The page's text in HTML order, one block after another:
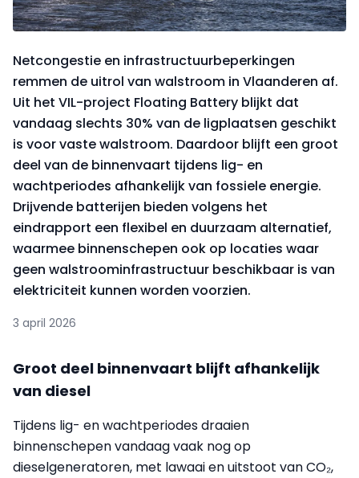
Netcongestie en infrastructuurbeperkingen
remmen de uitrol van walstroom in Vlaanderen af.
Uit het VIL-project Floating Battery blijkt dat
vandaag slechts 30% van de ligplaatsen geschikt
is voor vaste walstroom. Daardoor blijft een groot
deel van de binnenvaart tijdens lig- en
wachtperiodes afhankelijk van fossiele energie.
Drijvende batterijen bieden volgens het
eindrapport een flexibel en duurzaam alternatief,
waarmee binnenschepen ook op locaties waar
geen walstroominfrastructuur beschikbaar is van
elektriciteit kunnen worden voorzien.
3 april 2026
Groot deel binnenvaart blijft afhankelijk
van diesel
Tijdens lig- en wachtperiodes draaien
binnenschepen vandaag vaak nog op
dieselgeneratoren, met lawaai en uitstoot van CO₂,